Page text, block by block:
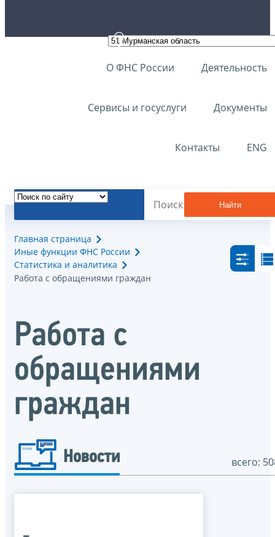
О ФНС России Деятельность
Сервисы и госуслуги Документы
Контакты ENG
Найти
Главная страница
Иные функции ФНС России
Статистика и аналитика
Работа с обращениями граждан
Работа с
обращениями
граждан
Новости всего: